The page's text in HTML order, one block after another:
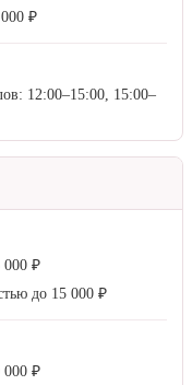
₽
12:00–15:00, 15:00–
000 ₽
до 15 000 ₽
000 ₽